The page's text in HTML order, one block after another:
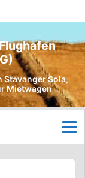
Stavanger Sola,
Mietwagen